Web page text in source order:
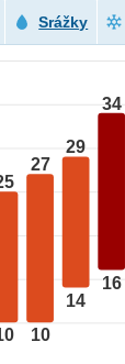
Srážky
27
10
29
14
34
16